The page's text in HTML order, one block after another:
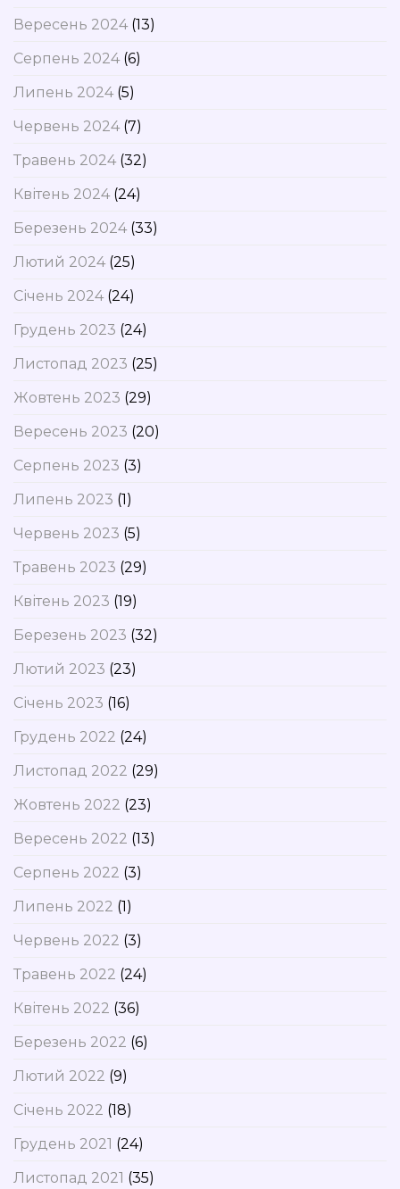
Вересень 2024(13)
Серпень 2024(6)
Липень 2024(5)
Червень 2024(7)
Травень 2024(32)
Квітень 2024(24)
Березень 2024(33)
Лютий 2024(25)
Січень 2024(24)
Грудень 2023 (24)
Листопад 2023 (25)
Жовтень 2023 (29)
Вересень 2023 (20)
Серпень 2023 (3)
Липень 2023 (1)
Червень 2023 (5)
Травень 2023 (29)
Квітень 2023 (19)
Березень 2023 (32)
Лютий 2023 (23)
Січень 2023 (16)
Грудень 2022 (24)
Листопад 2022 (29)
Жовтень 2022 (23)
Вересень 2022 (13)
Серпень 2022 (3)
Липень 2022 (1)
Червень 2022 (3)
Травень 2022 (24)
Квітень 2022 (36)
Березень 2022 (6)
Лютий 2022 (9)
Січень 2022 (18)
Грудень 2021 (24)
Листопад 2021 (35)